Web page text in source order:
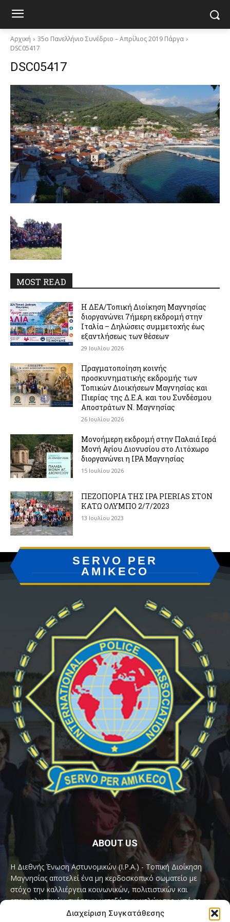
Διαχείριση Συγκατάθεσης
Αρχική
35ο Πανελλήνιο Συνέδριο – Απρίλιος 2019 Πάργα
DSC05417
DSC05417
MOST READ
Η ΔΕΑ/Τοπική Διοίκηση Μαγνησίας
διοργανώνει 7ήμερη εκδρομή στην
Ιταλία – Δηλώσεις συμμετοχής έως
εξαντλήσεως των θέσεων
29 Ιουλίου 2026
Πραγματοποίηση κοινής
προσκυνηματικής εκδρομής των
Τοπικών Διοικήσεων Μαγνησίας και
Πιερίας της Δ.Ε.Α. και του Συνδέσμου
Αποστράτων Ν. Μαγνησίας
26 Ιουλίου 2026
Μονοήμερη εκδρομή στην Παλαιά Ιερά
Μονή Αγίου Διονυσίου στο Λιτόχωρο
διοργανώνει η IPA Μαγνησίας
15 Ιουλίου 2026
ΠΕΖΟΠΟΡΙΑ ΤΗΣ IPA PIERIAS ΣΤΟΝ
ΚΑΤΩ ΟΛΥΜΠΟ 2/7/2023
13 Ιουλίου 2023
SERVO PER
AMIKECO
ABOUT US
Η Διεθνής Ένωση Αστυνομικών (I.P.A.) - Τοπική Διοίκηση
Μαγνησίας αποτελεί ένα μη κερδοσκοπικό σωματείο με
στόχο την καλλιέργεια κοινωνικών, πολιτιστικών και
επαγγελματικών σχέσεων μεταξύ των μελών της, υπό το
παγκόσμιο σύνθημα «Servo per Amikeco» (Υπηρετώ δια της